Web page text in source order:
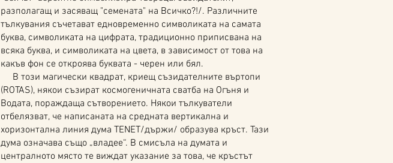
разполагащ и засяващ "семената" на Всичко?!/. Различните
тълкувания съчетават едновременно символиката на самата
буква, символиката на цифрата, традиционно приписвана на
всяка буква, и символиката на цвета, в зависимост от това на
какъв фон се откроява буквата - черен или бял.
В този магически квадрат, криещ съзидателните въртопи
(ROTAS), някои съзират космогеничната сватба на Огъня и
Водата, пораждаща сътворението. Някои тълкуватели
отбелязват, че написаната на средната вертикална и
хоризонтална линия дума ТЕNET/държи/ образува кръст. Тази
дума означава също „владее“. В смисъла на думата и
централното място те виждат указание за това, че кръстът